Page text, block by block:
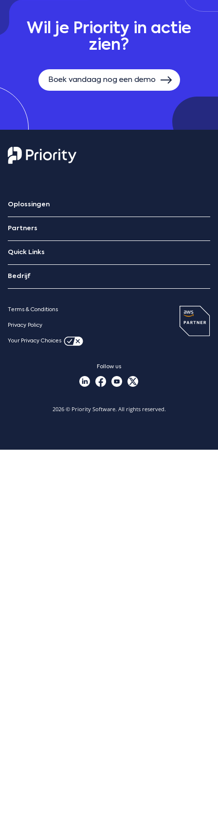
Wil je Priority in actie
zien?
Boek vandaag nog een demo
Oplossingen
ERP
Partners
Technologiepartners
Priority Market
Quick Links
‪Contacteer Ons
Bedrijf
Over ons
Pricing
Case studies
Nieuws
Terms & Conditions
Privacy Policy
Your Privacy Choices
Follow us
2026 © Priority Software. All rights reserved.